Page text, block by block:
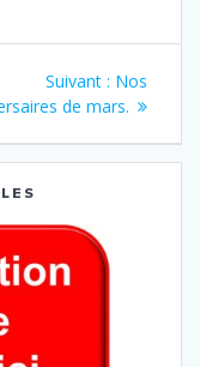
Suivant : Nos
de mars.